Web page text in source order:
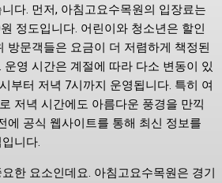
다. 먼저, 아침고요수목원의 입장료는
정도입니다. 어린이와 청소년은 할인
방문객들은 요금이 더 저렴하게 책정된
영 시간은 계절에 따라 다소 변동이 있
부터 저녁 7시까지 운영됩니다. 특히 여
저녁 시간에도 아름다운 풍경을 만끽
에 공식 웹사이트를 통해 최신 정보를
니다.
한 요소인데요. 아침고요수목원은 경기